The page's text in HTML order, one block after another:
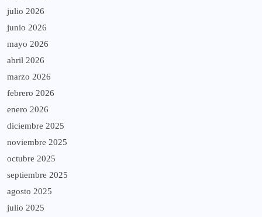
julio 2026
junio 2026
mayo 2026
abril 2026
marzo 2026
febrero 2026
enero 2026
diciembre 2025
noviembre 2025
octubre 2025
septiembre 2025
agosto 2025
julio 2025